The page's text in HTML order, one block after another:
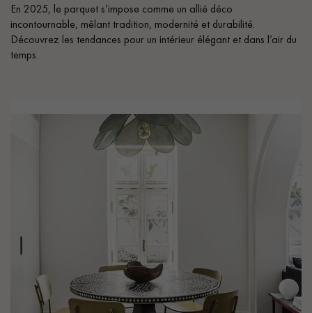
En 2025, le parquet s’impose comme un allié déco
incontournable, mêlant tradition, modernité et durabilité.
Découvrez les tendances pour un intérieur élégant et dans l’air du
temps.